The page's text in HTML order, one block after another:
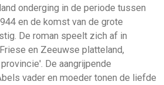
onderging in de periode tussen
en de komst van de grote
De roman speelt zich af in
en Zeeuwse platteland,
De aangrijpende
vader en moeder tonen de liefde